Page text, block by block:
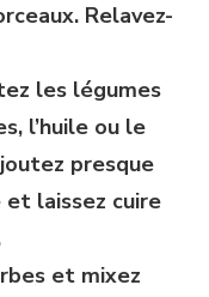
Relavez-
les légumes
l’huile ou le
presque
et laissez cuire
et mixez